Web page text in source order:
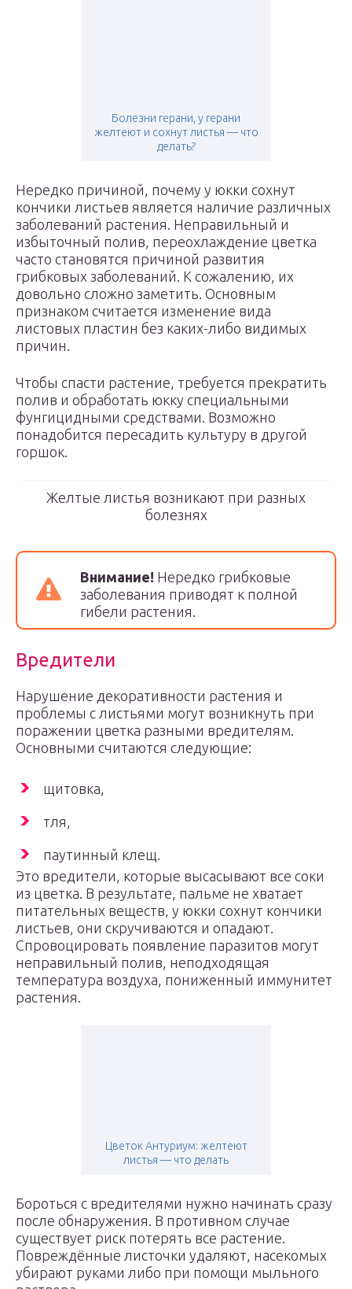
Болезни герани, у герани
желтеют и сохнут листья — что
делать?
Нередко причиной, почему у юкки сохнут
кончики листьев является наличие различных
заболеваний растения. Неправильный и
избыточный полив, переохлаждение цветка
часто становятся причиной развития
грибковых заболеваний. К сожалению, их
довольно сложно заметить. Основным
признаком считается изменение вида
листовых пластин без каких-либо видимых
причин.
Чтобы спасти растение, требуется прекратить
полив и обработать юкку специальными
фунгицидными средствами. Возможно
понадобится пересадить культуру в другой
горшок.
Желтые листья возникают при разных
болезнях
Внимание! Нередко грибковые
заболевания приводят к полной
гибели растения.
Вредители
Нарушение декоративности растения и
проблемы с листьями могут возникнуть при
поражении цветка разными вредителям.
Основными считаются следующие:
щитовка,
тля,
паутинный клещ.
Это вредители, которые высасывают все соки
из цветка. В результате, пальме не хватает
питательных веществ, у юкки сохнут кончики
листьев, они скручиваются и опадают.
Спровоцировать появление паразитов могут
неправильный полив, неподходящая
температура воздуха, пониженный иммунитет
растения.
Цветок Антуриум: желтеют
листья — что делать
Бороться с вредителями нужно начинать сразу
после обнаружения. В противном случае
существует риск потерять все растение.
Повреждённые листочки удаляют, насекомых
убирают руками либо при помощи мыльного